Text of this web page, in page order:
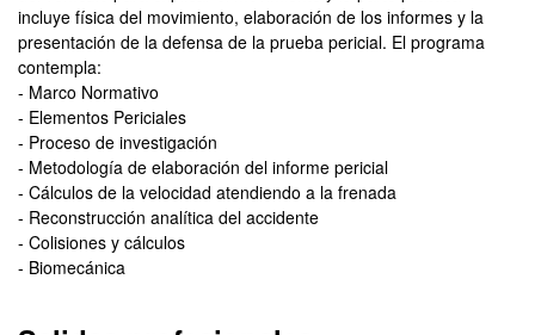
incluye física del movimiento, elaboración de los informes y la
presentación de la defensa de la prueba pericial. El programa
contempla:
- Marco Normativo
- Elementos Periciales
- Proceso de investigación
- Metodología de elaboración del informe pericial
- Cálculos de la velocidad atendiendo a la frenada
- Reconstrucción analítica del accidente
- Colisiones y cálculos
- Biomecánica